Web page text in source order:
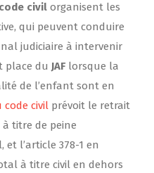
civil organisent les
qui peuvent conduire
judiciaire à intervenir
place du JAF lorsque la
de l’enfant sont en
code civil prévoit le retrait
titre de peine
l’article 378-1 en
à titre civil en dehors